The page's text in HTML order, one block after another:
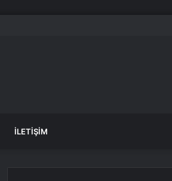
İLETIŞIM